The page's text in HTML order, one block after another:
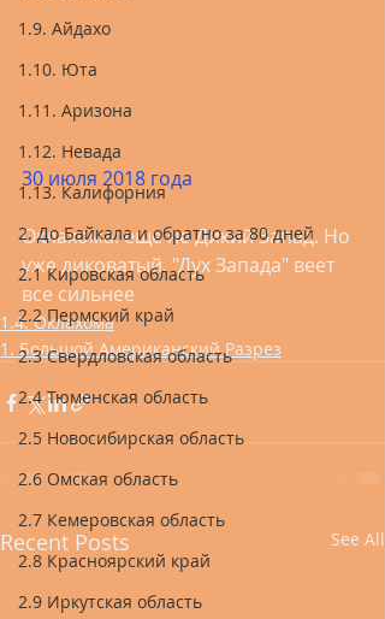
1.9. Айдахо
1.10. Юта
1.11. Аризона
1.12. Невада
1.13. Калифорния
2. До Байкала и обратно за 80 дней
2.1 Кировская область
2.2 Пермский край
2.3 Свердловская область
2.4 Тюменская область
2.5 Новосибирская область
2.6 Омская область
2.7 Кемеровская область
2.8 Красноярский край
2.9 Иркутская область
30 июля 2018 года
Оклахома: еще не Дикий Запад. Но
уже диковатый. "Дух Запада" веет
все сильнее
1.4. Оклахома
1. Большой Американский Разрез
Recent Posts See All